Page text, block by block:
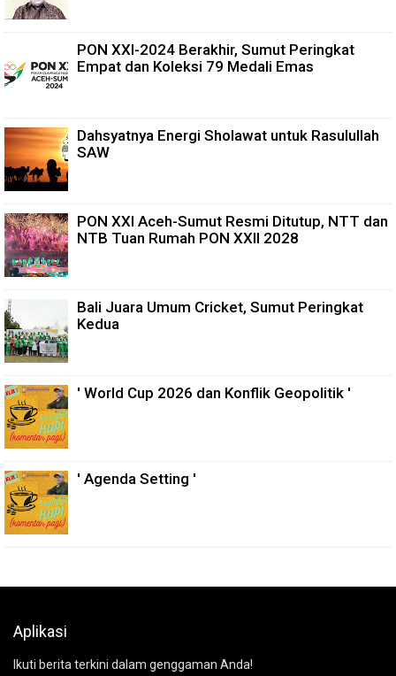
PON XXI-2024 Berakhir, Sumut Peringkat
Empat dan Koleksi 79 Medali Emas
Dahsyatnya Energi Sholawat untuk Rasulullah
SAW
PON XXI Aceh-Sumut Resmi Ditutup, NTT dan
NTB Tuan Rumah PON XXII 2028
Bali Juara Umum Cricket, Sumut Peringkat
Kedua
' World Cup 2026 dan Konflik Geopolitik '
' Agenda Setting '
Aplikasi
Ikuti berita terkini dalam genggaman Anda!